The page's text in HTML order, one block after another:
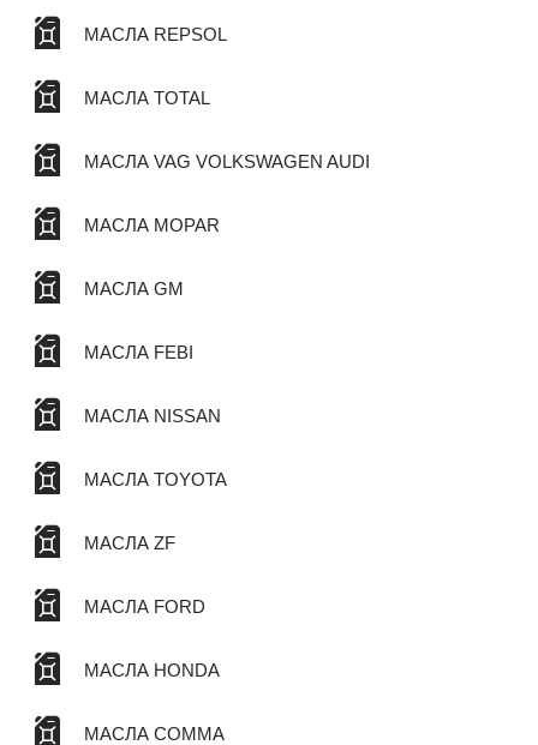
МАСЛА REPSOL
МАСЛА TOTAL
МАСЛА VAG VOLKSWAGEN AUDI
МАСЛА MOPAR
МАСЛА GM
МАСЛА FEBI
МАСЛА NISSAN
МАСЛА TOYOTA
МАСЛА ZF
МАСЛА FORD
МАСЛА HONDA
МАСЛА COMMA